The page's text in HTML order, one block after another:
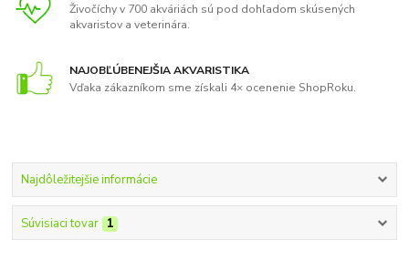
Živočíchy v 700 akváriách sú pod dohľadom skúsených
akvaristov a veterinára.
NAJOBĽÚBENEJŠIA AKVARISTIKA
Vďaka zákazníkom sme získali 4× ocenenie ShopRoku.
Najdôležitejšie informácie
Súvisiaci tovar 1